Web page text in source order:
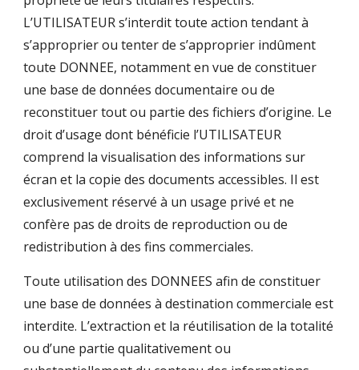
L’UTILISATEUR s’interdit toute action tendant à
s’approprier ou tenter de s’approprier indûment
toute DONNEE, notamment en vue de constituer
une base de données documentaire ou de
reconstituer tout ou partie des fichiers d’origine. Le
droit d’usage dont bénéficie l’UTILISATEUR
comprend la visualisation des informations sur
écran et la copie des documents accessibles. Il est
exclusivement réservé à un usage privé et ne
confère pas de droits de reproduction ou de
redistribution à des fins commerciales.
Toute utilisation des DONNEES afin de constituer
une base de données à destination commerciale est
interdite. L’extraction et la réutilisation de la totalité
ou d’une partie qualitativement ou